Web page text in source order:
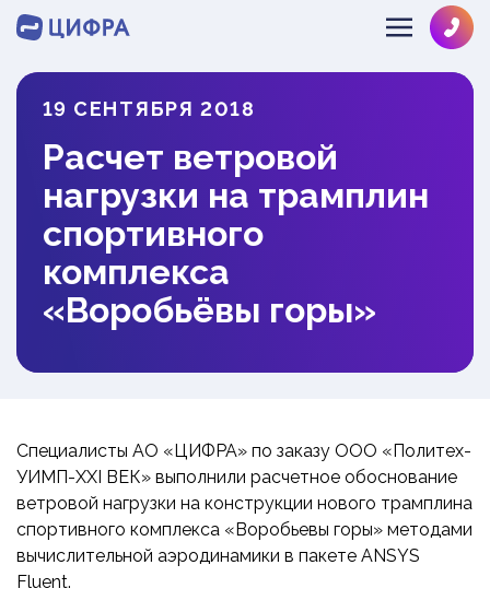
О КОМПАНИИ
ЛИЦЕНЗИИ
КОМАНДА
ОТЗЫВЫ
НАПРАВЛЕНИЯ
ГИДРОГАЗОДИНАМИКА
ДИНАМИКА И ПРОЧНОСТЬ
РАЗРАБОТКА ПО
ОТРАСЛИ
МАШИНОСТРОЕНИЕ
СТРОИТЕЛЬСТВО
ПРИБОРОСТРОЕНИЕ
ТРАНСПОРТ
ИНФОЦЕНТР
ВЕБИНАРЫ
ПУБЛИКАЦИИ
SOLVE@MULTIPHYSICS.RU
+78126484286
19 СЕНТЯБРЯ 2018
Расчет ветровой
нагрузки на трамплин
спортивного
комплекса
«Воробьёвы горы»
Специалисты АО «ЦИФРА» по заказу ООО «Политех-
УИМП-XXI ВЕК» выполнили расчетное обоснование
ветровой нагрузки на конструкции нового трамплина
спортивного комплекса «Воробьевы горы» методами
вычислительной аэродинамики в пакете ANSYS
Fluent.